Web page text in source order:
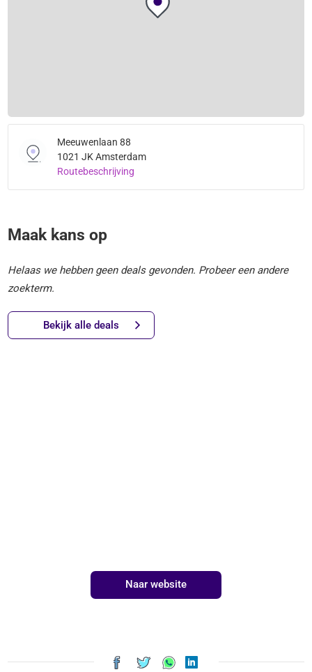
Meeuwenlaan 88
1021 JK Amsterdam
Routebeschrijving
Maak kans op
Helaas we hebben geen deals gevonden. Probeer een andere
zoekterm.
Bekijk alle deals
Naar website